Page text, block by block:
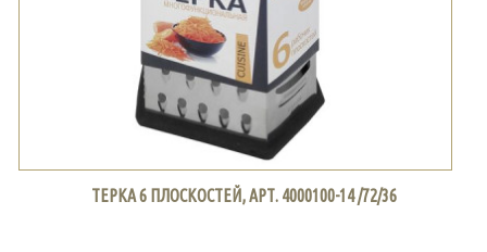
ТЕРКА 6 ПЛОСКОСТЕЙ, АРТ. 4000100-14 /72/36